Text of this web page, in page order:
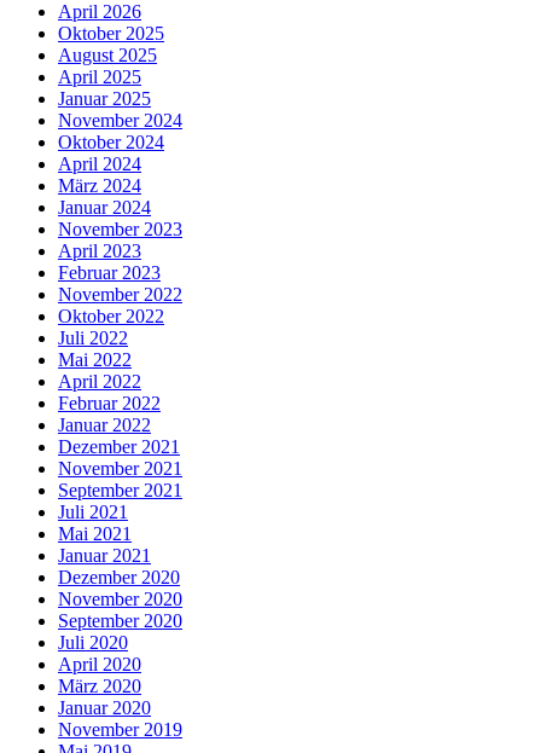
April 2026
Oktober 2025
August 2025
April 2025
Januar 2025
November 2024
Oktober 2024
April 2024
März 2024
Januar 2024
November 2023
April 2023
Februar 2023
November 2022
Oktober 2022
Juli 2022
Mai 2022
April 2022
Februar 2022
Januar 2022
Dezember 2021
November 2021
September 2021
Juli 2021
Mai 2021
Januar 2021
Dezember 2020
November 2020
September 2020
Juli 2020
April 2020
März 2020
Januar 2020
November 2019